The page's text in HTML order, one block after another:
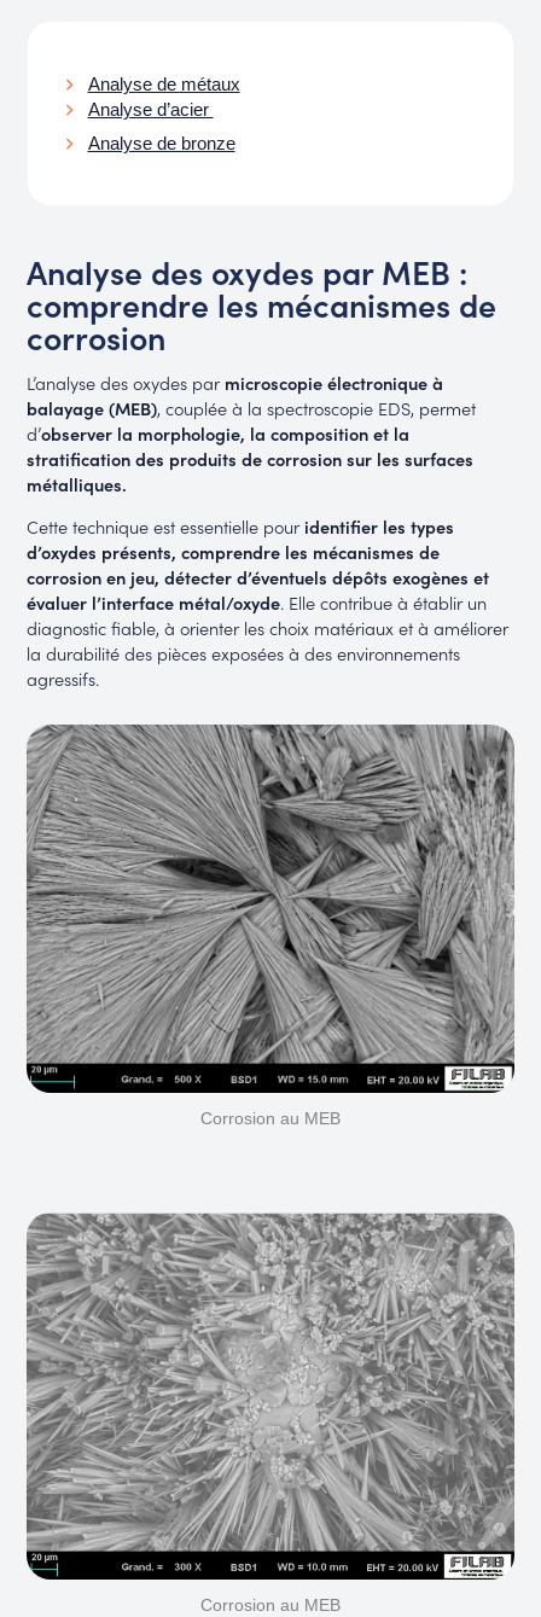
Analyse de métaux
Analyse d’acier
Analyse de bronze
Analyse des oxydes par MEB :
comprendre les mécanismes de
corrosion
L’analyse des oxydes parmicroscopie électronique à
balayage (MEB), couplée à la spectroscopie EDS, permet
d’observer la morphologie, la composition et la
stratification des produits de corrosion sur les surfaces
métalliques.
Cette technique est essentielle pouridentifier les types
d’oxydes présents, comprendre les mécanismes de
corrosion en jeu, détecter d’éventuels dépôts exogènes et
évaluer l’interface métal/oxyde. Elle contribue à établir un
diagnostic fiable, à orienter les choix matériaux et à améliorer
la durabilité des pièces exposées à des environnements
agressifs.
Corrosion au MEB
Corrosion au MEB